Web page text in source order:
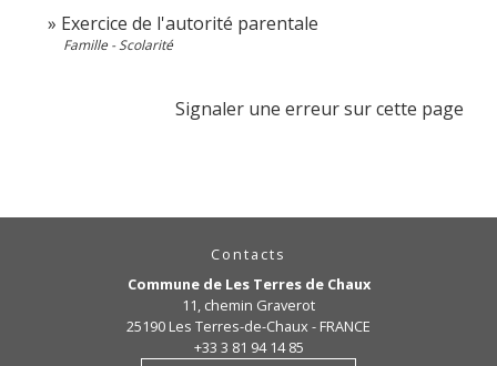
Exercice de l'autorité parentale
Famille - Scolarité
Signaler une erreur sur cette page
Contacts
Commune de Les Terres de Chaux
11, chemin Graverot
25190 Les Terres-de-Chaux - FRANCE
+33 3 81 94 14 85